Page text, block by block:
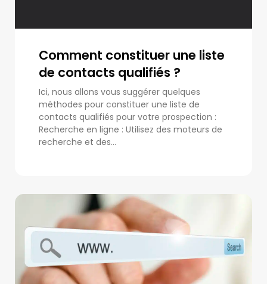
Comment constituer une liste
de contacts qualifiés ?
Ici, nous allons vous suggérer quelques
méthodes pour constituer une liste de
contacts qualifiés pour votre prospection :
Recherche en ligne : Utilisez des moteurs de
recherche et des...